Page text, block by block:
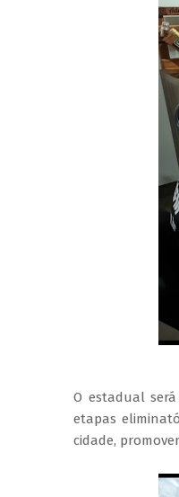
O estadual
etapas
cidade,